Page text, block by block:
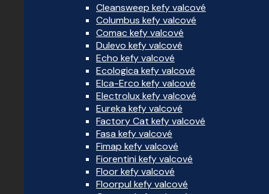
Cleansweep kefy valcové
Columbus kefy valcové
Comac kefy valcové
Dulevo kefy valcové
Echo kefy valcové
Ecologica kefy valcové
Elca-Erco kefy valcové
Electrolux kefy valcové
Eureka kefy valcové
Factory Cat kefy valcové
Fasa kefy valcové
Fimap kefy valcové
Fiorentini kefy valcové
Floor kefy valcové
Floorpul kefy valcové